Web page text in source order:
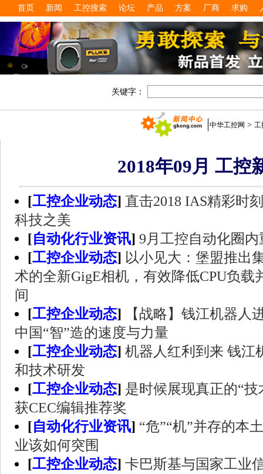
首页 新闻 工控搜索 论坛 产品 方案 厂商 求购
关键字：
中华工控网 > 工
2018年09月 工控
[工控企业动态] 直击2018 IAS精彩时
科技之美
[自动化行业资讯] 9月工控自动化圈
[工控企业动态] 以小见大：堡盟推出
术的全新GigE相机，有效降低CPU负载
间
[工控企业动态]
【战略】钱江机器人
中国“智”造的速度与力量
[工控企业动态] 机器人红利到来 钱江
和技术研发
[工控企业动态] 是时候展现真正的“技
获CEC编辑推荐奖
[自动化行业资讯] “危”“机”并存的本
业该如何突围
[工控企业动态] 卡巴斯基与国家工业